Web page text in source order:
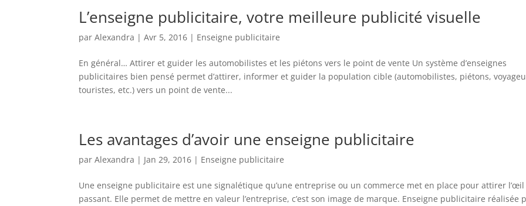
L’enseigne publicitaire, votre meilleure publicité visuelle
parAlexandra |Avr 5, 2016 | Enseigne publicitaire
En général… Attirer et guider les automobilistes et les piétons vers le point de vente Un système d’enseignes
publicitaires bien pensé permet d’attirer, informer et guider la population cible (automobilistes, piétons,
touristes, etc.) vers un point de vente...
Les avantages d’avoir une enseigne publicitaire
parAlexandra | Jan 29, 2016 | Enseigne publicitaire
Une enseigne publicitaire est une signalétique qu’une entreprise ou un commerce met en place pour attirer
passant. Elle permet de mettre en valeur l’entreprise, c’est son image de marque. Enseigne publicitaire réalisée